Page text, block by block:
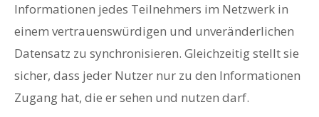
Informationen jedes Teilnehmers im Netzwerk in
einem vertrauenswürdigen und unveränderlichen
Datensatz zu synchronisieren. Gleichzeitig stellt sie
sicher, dass jeder Nutzer nur zu den Informationen
Zugang hat, die er sehen und nutzen darf.